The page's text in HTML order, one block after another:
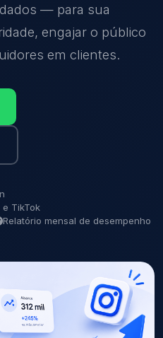
— para sua
engajar o público
em clientes.
TikTok
Relatório mensal de desempenho